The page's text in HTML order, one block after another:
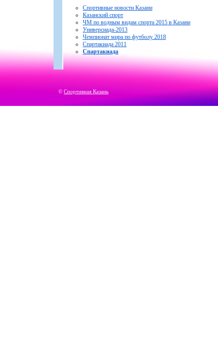
Спортивные новости Казани
Казанский спорт
ЧМ по водным видам спорта 2015 в Казани
Универсиада-2013
Чемпионат мира по футболу 2018
Спартакиада 2011
Спартакиада
© Спортивная Казань